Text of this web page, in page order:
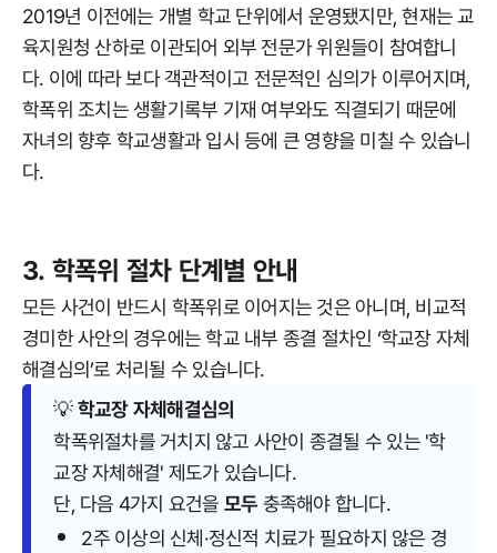
2019년 이전에는 개별 학교 단위에서 운영됐지만, 현재는 교
육지원청 산하로 이관되어 외부 전문가 위원들이 참여합니
다. 이에 따라 보다 객관적이고 전문적인 심의가 이루어지며,
학폭위 조치는 생활기록부 기재 여부와도 직결되기 때문에
자녀의 향후 학교생활과 입시 등에 큰 영향을 미칠 수 있습니
다.
3. 학폭위 절차 단계별 안내
모든 사건이 반드시 학폭위로 이어지는 것은 아니며, 비교적
경미한 사안의 경우에는 학교 내부 종결 절차인 ‘학교장 자체
해결심의’로 처리될 수 있습니다.
💡학교장 자체해결심의
학폭위절차를 거치지 않고 사안이 종결될 수 있는 '학
교장 자체해결' 제도가 있습니다.
단, 다음 4가지 요건을 모두 충족해야 합니다.
2주 이상의 신체·정신적 치료가 필요하지 않은 경